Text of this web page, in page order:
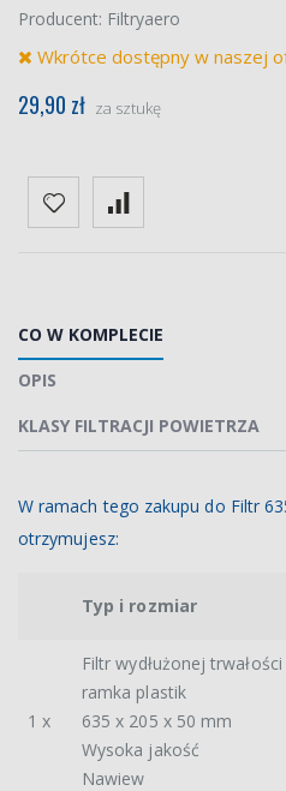
Producent: Filtryaero
Wkrótce dostępny w naszej
29,90 zł za sztukę
CO W KOMPLECIE
OPIS
KLASY FILTRACJI POWIETRZA
W ramach tego zakupu do Filtr
otrzymujesz:
Typ i rozmiar
1 x
Filtr wydłużonej
ramka plastik
635 x 205 x 50 mm
Wysoka jakość
Nawiew